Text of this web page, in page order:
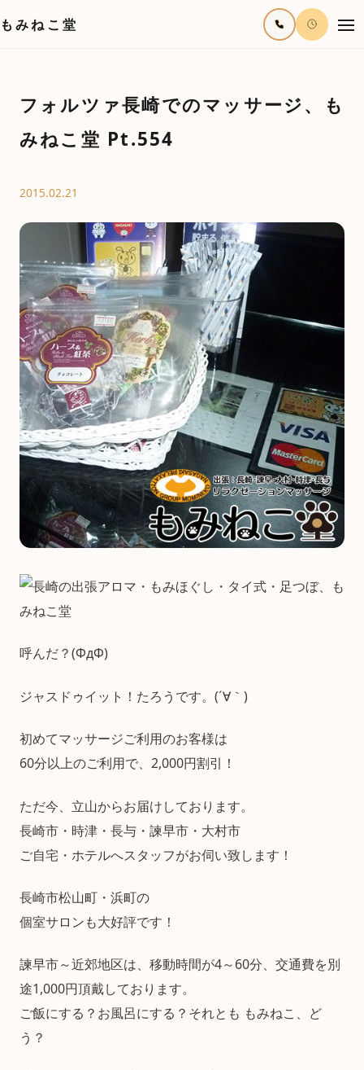
もみねこ堂
フォルツァ長崎でのマッサージ、も
みねこ堂 Pt.554
2015.02.21
呼んだ？(ΦдΦ)
ジャスドゥイット！たろうです。(´∀｀)
初めてマッサージご利用のお客様は
60分以上のご利用で、2,000円割引！
ただ今、立山からお届けしております。
長崎市・時津・長与・諫早市・大村市
ご自宅・ホテルへスタッフがお伺い致します！
長崎市松山町・浜町の
個室サロンも大好評です！
諫早市～近郊地区は、移動時間が4～60分、交通費を別
途1,000円頂戴しております。
ご飯にする？お風呂にする？それとも もみねこ、ど
う？